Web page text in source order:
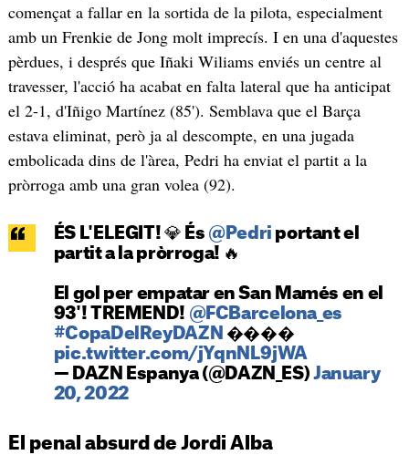
començat a fallar en la sortida de la pilota, especialment
amb un Frenkie de Jong molt imprecís. I en una d'aquestes
pèrdues, i després que Iñaki Wiliams enviés un centre al
travesser, l'acció ha acabat en falta lateral que ha anticipat
el 2-1, d'Iñigo Martínez (85'). Semblava que el Barça
estava eliminat, però ja al descompte, en una jugada
embolicada dins de l'àrea, Pedri ha enviat el partit a la
pròrroga amb una gran volea (92).
ÉS L'ELEGIT! 💎 És @Pedri portant el
partit a la pròrroga! 🔥
El gol per empatar en San Mamés en el
93'! TREMEND! @FCBarcelona_es
#CopaDelReyDAZN ����
pic.twitter.com/jYqnNL9jWA
— DAZN Espanya (@DAZN_ES) January
20, 2022
El penal absurd de Jordi Alba